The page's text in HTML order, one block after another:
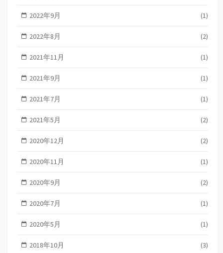
2022年9月 (1)
2022年8月 (2)
2021年11月 (1)
2021年9月 (1)
2021年7月 (1)
2021年5月 (2)
2020年12月 (2)
2020年11月 (1)
2020年9月 (2)
2020年7月 (1)
2020年5月 (1)
2018年10月 (3)